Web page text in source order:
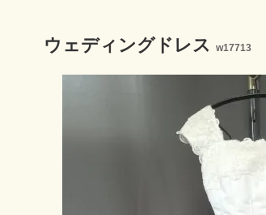
ウェディングドレス w17713